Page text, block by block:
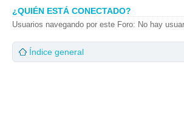
¿QUIÉN ESTÁ CONECTADO?
Usuarios navegando por este Foro: No hay
Índice general